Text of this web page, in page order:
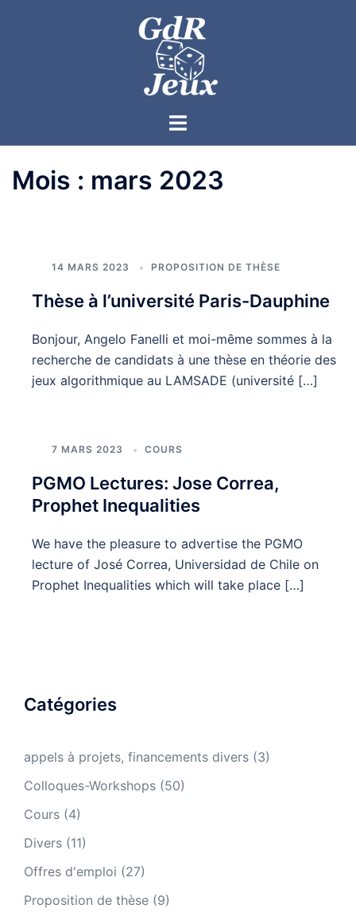
Mois : mars 2023
14 MARS 2023 PROPOSITION DE THÈSE
Thèse à l’université Paris-Dauphine
Bonjour, Angelo Fanelli et moi-même sommes à la
recherche de candidats à une thèse en théorie des
jeux algorithmique au LAMSADE (université […]
7 MARS 2023 COURS
PGMO Lectures: Jose Correa,
Prophet Inequalities
We have the pleasure to advertise the PGMO
lecture of José Correa, Universidad de Chile on
Prophet Inequalities which will take place […]
Catégories
appels à projets, financements divers (3)
Colloques-Workshops (50)
Cours (4)
Divers (11)
Offres d'emploi (27)
Proposition de thèse (9)